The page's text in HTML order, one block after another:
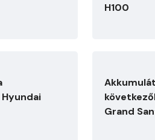
H100
Grand